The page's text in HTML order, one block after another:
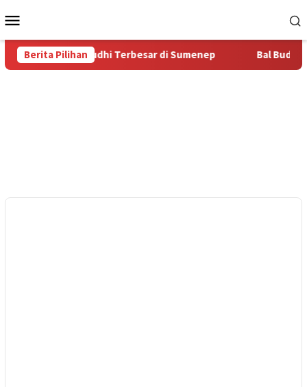
ke
Mobile
Berita Pilihan
Bal Budhi Terbesar di Sumenep Bal Budhi